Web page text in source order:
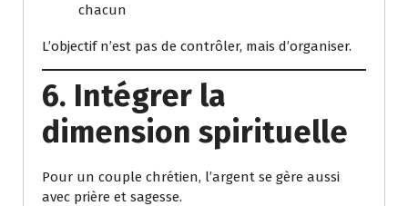
chacun
L’objectif n’est pas de contrôler, mais d’organiser.
6. Intégrer la
dimension spirituelle
Pour un couple chrétien, l’argent se gère aussi
avec prière et sagesse.